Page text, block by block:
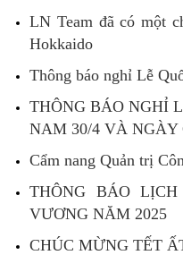
LN Team đã có một
Hokkaido
Thông báo nghỉ Lễ
THÔNG BÁO NGHỈ
NAM 30/4 VÀ NGÀY
Cẩm nang Quản trị
THÔNG BÁO
VƯƠNG NĂM 2025
CHÚC MỪNG TẾT